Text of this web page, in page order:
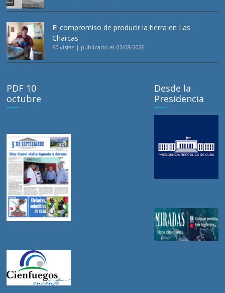
El compromiso de producir la tierra en Las
Charcas
90 vistas | publicado el 02/08/2026
PDF 10
octubre
Desde la
Presidencia